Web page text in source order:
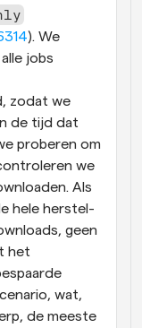
). We
jobs
zodat we
de tijd dat
proberen om
we
Als
hele herstel-
geen
het
wat,
de meeste